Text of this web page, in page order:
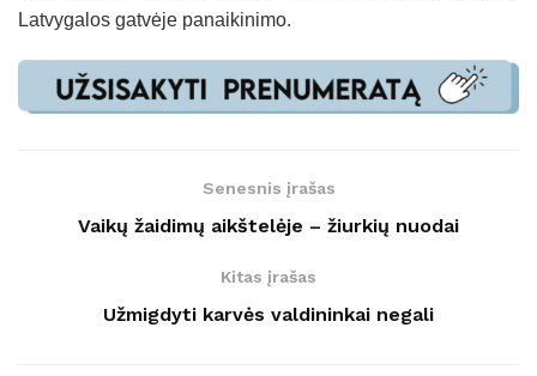
Latvygalos gatvėje panaikinimo.
Senesnis įrašas
Vaikų žaidimų aikštelėje – žiurkių nuodai
Kitas įrašas
Užmigdyti karvės valdininkai negali